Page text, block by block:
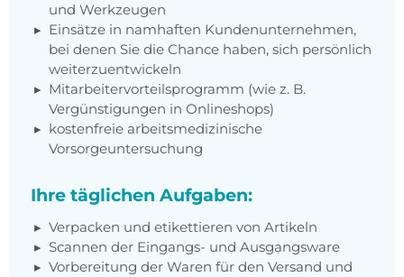
und Werkzeugen
Einsätze in namhaften Kundenunternehmen,
bei denen Sie die Chance haben, sich persönlich
weiterzuentwickeln
Mitarbeitervorteilsprogramm (wie z. B.
Vergünstigungen in Onlineshops)
kostenfreie arbeitsmedizinische
Vorsorgeuntersuchung
Ihre täglichen Aufgaben:
Verpacken und etikettieren von Artikeln
Scannen der Eingangs- und Ausgangsware
Vorbereitung der Waren für den Versand und